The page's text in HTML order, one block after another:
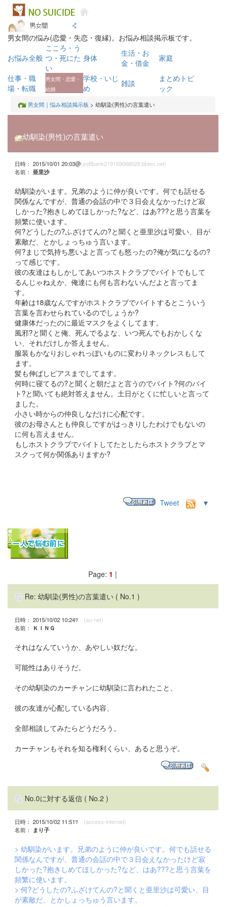
男女間の悩み(恋愛・失恋・復縁)。お悩み相談掲示板です。
お悩み全般
こころ・う
つ・死にた
い
身体
生活・お
金・借金
家庭
仕事・職
場・転職
男女間・恋愛・
結婚
学校・いじ
め
雑談
まとめトピ
ック
男女間｜悩み相談掲示板 > 幼馴染(男性)の言葉遣い
幼馴染(男性)の言葉遣い
日時： 2015/10/01 20:03@(softbank219169068028.bbtec.net)
名前： 亜里沙
幼馴染がいます。兄弟のように仲が良いです。何でも話せる
関係なんですが、普通の会話の中で３日会えなかったけど寂
しかった?抱きしめてほしかった?など、はあ???と思う言葉を
頻繁に使います。
何?どうしたの?ふざけてんの?と聞くと亜里沙は可愛い、目が
素敵だ、とかしょっちゅう言います。
何?まじで気持ち悪いよと言っても怒ったの?俺が気になるの?
って感じです。
彼の友達はもしかしてあいつホストクラブでバイトでもして
るんじゃねえか、俺達にも何も言わないんだよと言ってま
す。
年齢は18歳なんですがホストクラブでバイトするとこういう
言葉を言わせられているのでしょうか?
健康体だったのに最近マスクをよくしてます。
風邪?と聞くと俺、死んでるよな、いつ死んでもおかしくな
い、それだけしか答えません。
服装もかなりおしゃれっぽいものに変わりネックレスもして
ます。
髪も伸ばしピアスまでしてます。
何時に寝てるの?と聞くと朝だよと言うのでバイト?何のバイ
ト?と聞いても絶対答えません。土日がとくに忙しいと言って
ました。
小さい時からの仲良しなだけに心配です。
彼のお母さんとも仲良しですがはっきりしたわけでもないの
に何も言えません。
もしホストクラブでバイトしてたとしたらホストクラブとマ
スクって何か関係ありますか?
Tweet ▼
Page: 1 |
Re: 幼馴染(男性)の言葉遣い ( No.1 )
日時： 2015/10/02 10:24ﾂ (au-net)
名前：
ＫＩＮＧ
それはなんていうか、あやしい奴だな。
可能性はありそうだ。
その幼馴染のカーチャンに幼馴染に言われたこと、
彼の友達が心配している内容、
全部相談してみたらどうだろう。
カーチャンもそれを知る権利くらい、あると思うぞ。
No.0に対する返信 ( No.2 )
日時： 2015/10/02 11:51ﾂ (access-internet)
名前：
まり子
> 幼馴染がいます。兄弟のように仲が良いです。何でも話せる
関係なんですが、普通の会話の中で３日会えなかったけど寂
しかった?抱きしめてほしかった?など、はあ???と思う言葉を
頻繁に使います。
> 何?どうしたの?ふざけてんの?と聞くと亜里沙は可愛い、目
が素敵だ、とかしょっちゅう言います。